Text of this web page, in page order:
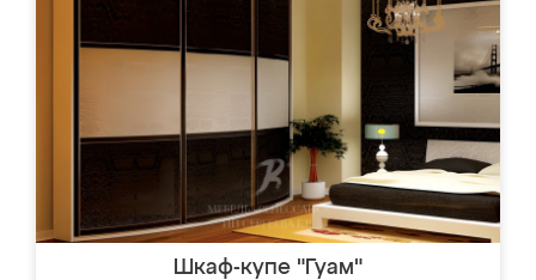
Шкаф-купе "Гуам"